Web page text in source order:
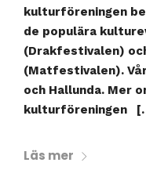
kulturföreningen
de populära
(Drakfestivalen)
(Matfestivalen).
och Hallunda. Mer
kulturföreningen
Läs mer